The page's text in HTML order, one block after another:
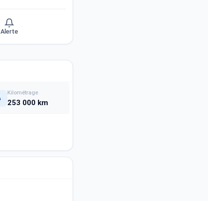
Alerte
Kilométrage
253 000 km